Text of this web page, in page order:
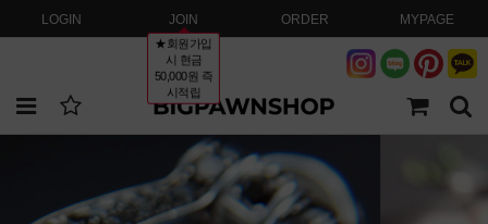
LOGIN JOIN
★회원가입
시 현금
50,000원 즉
시적립
ORDER MYPAGE